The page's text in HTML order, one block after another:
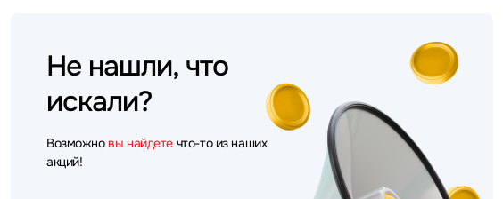
Не нашли, что
искали?
Возможно вы найдете что-то из наших
акций!